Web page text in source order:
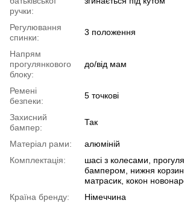
ручки:
Регулювання
спинки:
3 положення
Напрям
прогулянкового
блоку:
до/від мам
Ремені
безпеки:
5 точкові
Захисний
бампер:
Так
Матеріал рами:
алюміній
Комплектація:
шасі з колесами,
бампером, нижня
матрасик, кокон
Країна бренду:
Німеччина